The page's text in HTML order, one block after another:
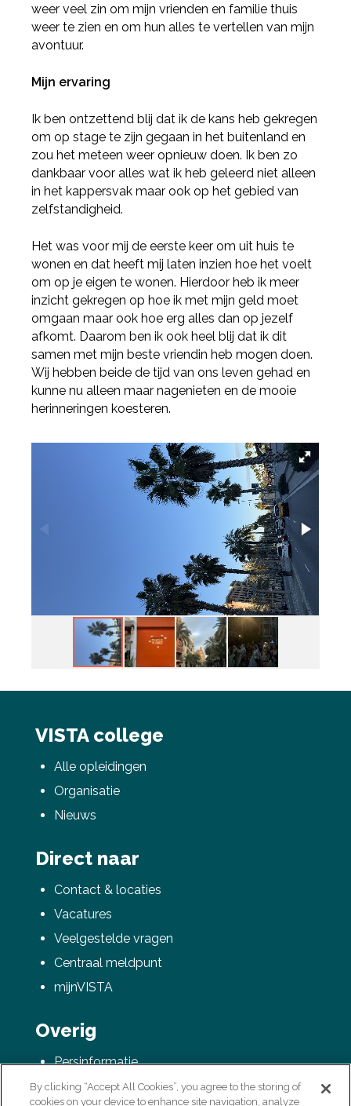
weer veel zin om mijn vrienden en familie thuis
weer te zien en om hun alles te vertellen van mijn
avontuur.
Mijn ervaring
Ik ben ontzettend blij dat ik de kans heb gekregen
om op stage te zijn gegaan in het buitenland en
zou het meteen weer opnieuw doen. Ik ben zo
dankbaar voor alles wat ik heb geleerd niet alleen
in het kappersvak maar ook op het gebied van
zelfstandigheid.
Het was voor mij de eerste keer om uit huis te
wonen en dat heeft mij laten inzien hoe het voelt
om op je eigen te wonen. Hierdoor heb ik meer
inzicht gekregen op hoe ik met mijn geld moet
omgaan maar ook hoe erg alles dan op jezelf
afkomt. Daarom ben ik ook heel blij dat ik dit
samen met mijn beste vriendin heb mogen doen.
Wij hebben beide de tijd van ons leven gehad en
kunne nu alleen maar nagenieten en de mooie
herinneringen koesteren.
VISTA college
Alle opleidingen
Organisatie
Nieuws
Direct naar
Contact & locaties
Vacatures
Veelgestelde vragen
Centraal meldpunt
mijnVISTA
Overig
Persinformatie
AVG / Privacyverklaring
By clicking “Accept All Cookies”, you agree to the storing of
cookies on your device to enhance site navigation, analyze